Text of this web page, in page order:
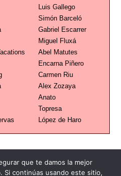
Luis Gallego
Simón Barceló
Gabriel Escarrer
Miguel Fluxá
Abel Matutes
Encarna Piñero
Carmen Riu
Alex Zozaya
Anato
Topresa
López de Haro
que te damos la mejor
Si continúas usando este sitio,